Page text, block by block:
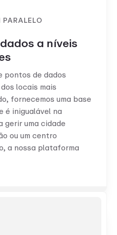
a níveis
pontos de dados
locais mais
fornecemos uma base
é inigualável na
gerir uma cidade
ou um centro
a nossa plataforma